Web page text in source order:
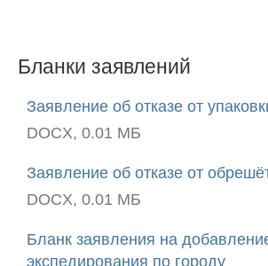
Бланки заявлений
Заявление об отказе от
DOCX, 0.01 МБ
Заявление об отказе от
DOCX, 0.01 МБ
Бланк заявления на
экспедирования по городу